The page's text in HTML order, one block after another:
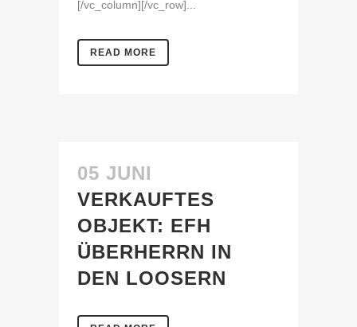
[/vc_column][/vc_row]...
READ MORE
05 JUNI
VERKAUFTES
OBJEKT: EFH
ÜBERHERRN IN
DEN LOOSERN